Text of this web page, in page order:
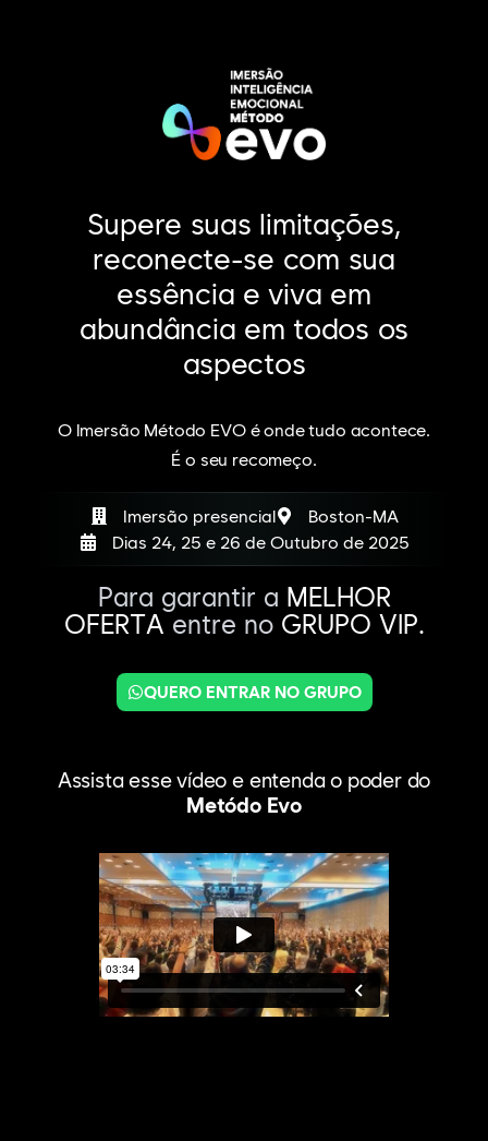
Supere suas limitações,
reconecte-se com sua
essência e viva em
abundância em todos os
aspectos
O Imersão Método EVO é onde tudo acontece.
É o seu recomeço.
Imersão presencial
Boston-MA
Dias 24, 25 e 26 de Outubro de 2025
Para garantir a MELHOR
OFERTA entre noGRUPO VIP.
QUERO ENTRAR NO GRUPO
Assista esse vídeo e entenda o poder do
Metódo Evo